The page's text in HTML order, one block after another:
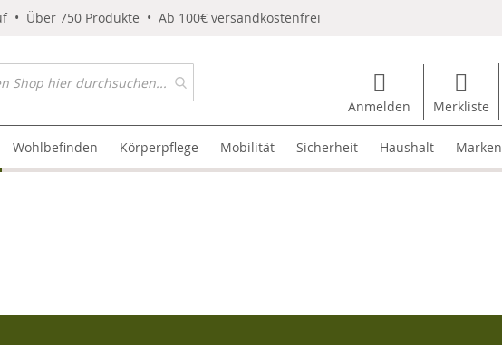
• Über 750 Produkte • Ab 100€ versandkostenfrei
Anmelden Merkliste
Wohlbefinden Körperpflege Mobilität Sicherheit Haushalt Marken